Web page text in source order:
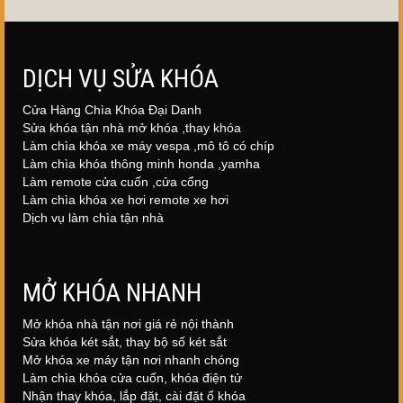
DỊCH VỤ SỬA KHÓA
Cửa Hàng Chìa Khóa Đại Danh
Sửa khóa tận nhà mở khóa ,thay khóa
Làm chìa khóa xe máy vespa ,mô tô có chíp
Làm chìa khóa thông minh honda ,yamha
Làm remote cửa cuốn ,cửa cổng
Làm chìa khóa xe hơi remote xe hơi
Dịch vụ làm chìa tận nhà
MỞ KHÓA NHANH
Mở khóa nhà tận nơi giá rẻ nội thành
Sửa khóa két sắt, thay bộ số két sắt
Mở khóa xe máy tận nơi nhanh chóng
Làm chìa khóa cửa cuốn, khóa điện tử
Nhận thay khóa, lắp đặt, cài đặt ổ khóa